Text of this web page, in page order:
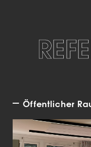
Öffentlicher